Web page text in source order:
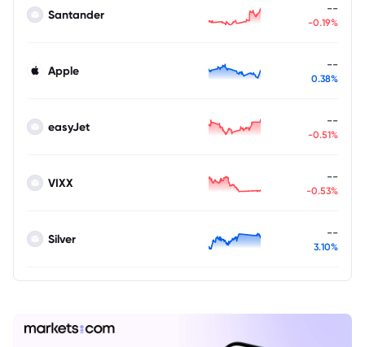
Santander --
-0.19%
Apple --
0.38%
easyJet --
-0.51%
VIXX --
-0.53%
Silver --
3.10%